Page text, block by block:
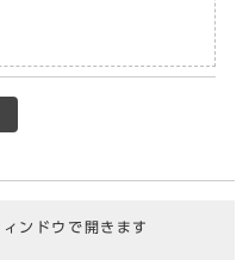
ンドウで開きます